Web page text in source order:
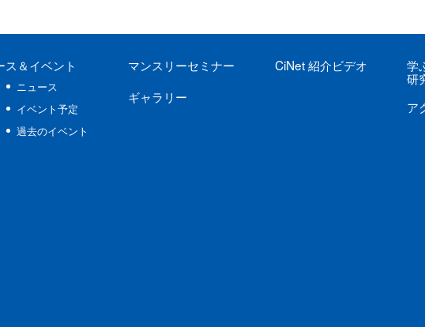
ス ＆イベント
ニュース
イベント予定
過去のイベント
マンスリーセミナー
ギャラリー
CiNet紹介ビデオ 学
研
ア